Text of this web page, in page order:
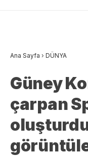
Ana Sayfa › DÜNYA
Güney
çarpan